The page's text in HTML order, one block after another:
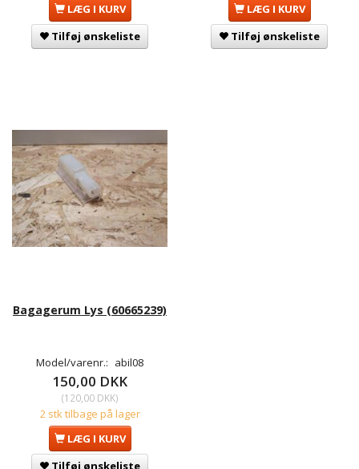
LÆG I KURV
Tilføj ønskeliste
LÆG I KURV
Tilføj ønskeliste
Bagagerum Lys (60665239)
Model/varenr.: abil08
150,00 DKK
(120,00 DKK)
2 stk tilbage på lager
LÆG I KURV
Tilføj ønskeliste